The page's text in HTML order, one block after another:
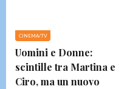
CINEMA/TV
Uomini e Donne:
scintille tra Martina e
Ciro, ma un nuovo